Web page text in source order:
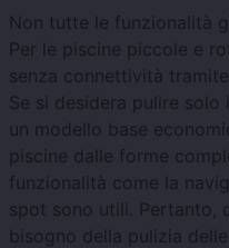
Non tutte le funzionalità
Per le piscine piccole e
senza connettività
Se si desidera pulire solo
un modello base
piscine dalle forme
funzionalità come la
spot sono utili. Pertanto,
bisogno della pulizia